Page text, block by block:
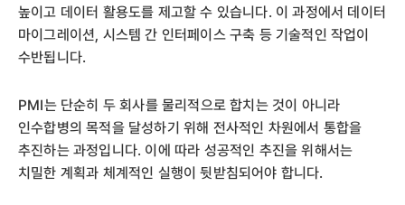
높이고 데이터 활용도를 제고할 수 있습니다. 이 과정에서 데이터
마이그레이션, 시스템 간 인터페이스 구축 등 기술적인 작업이
수반됩니다.
PMI는 단순히 두 회사를 물리적으로 합치는 것이 아니라
인수합병의 목적을 달성하기 위해 전사적인 차원에서 통합을
추진하는 과정입니다. 이에 따라 성공적인 추진을 위해서는
치밀한 계획과 체계적인 실행이 뒷받침되어야 합니다.